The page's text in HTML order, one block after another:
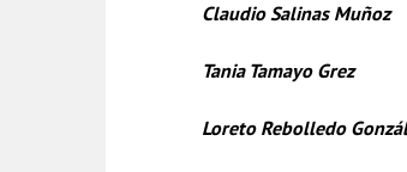
Claudio Salinas Muñoz
Tania
Loreto Rebolledo